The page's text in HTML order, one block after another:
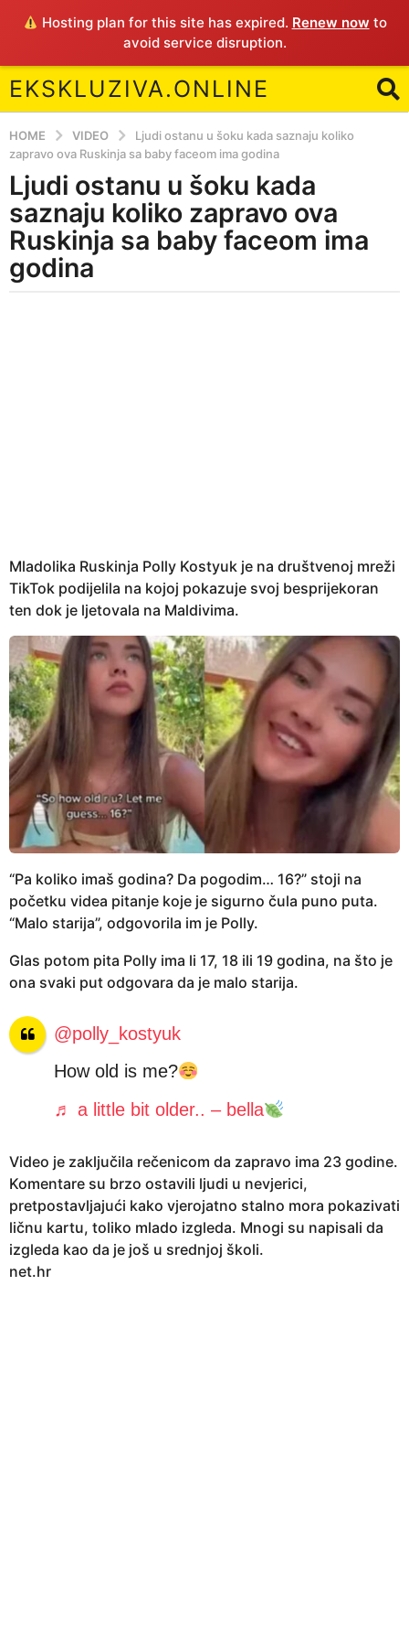
Hosting plan for this site has expired. Renew now to
avoid service disruption.
EKSKLUZIVA.ONLINE
HOME VIDEO
Ljudi ostanu u šoku kada saznaju koliko
zapravo ova Ruskinja sa baby faceom ima godina
5
y
e
a
r
Ljudi ostanu u šoku kada
saznaju koliko zapravo ova
Ruskinja sa baby faceom ima
godina
Mladolika Ruskinja Polly Kostyuk je na društvenoj mreži
TikTok podijelila na kojoj pokazuje svoj besprijekoran
ten dok je ljetovala na Maldivima.
“Pa koliko imaš godina? Da pogodim… 16?” stoji na
početku videa pitanje koje je sigurno čula puno puta.
“Malo starija”, odgovorila im je Polly.
Glas potom pita Polly ima li 17, 18 ili 19 godina, na što je
ona svaki put odgovara da je malo starija.
@polly_kostyuk
How old is me?
♬ a little bit older.. – bella
Video je zaključila rečenicom da zapravo ima 23 godine.
Komentare su brzo ostavili ljudi u nevjerici,
pretpostavljajući kako vjerojatno stalno mora pokazivati
ličnu kartu, toliko mlado izgleda. Mnogi su napisali da
izgleda kao da je još u srednjoj školi.
net.hr